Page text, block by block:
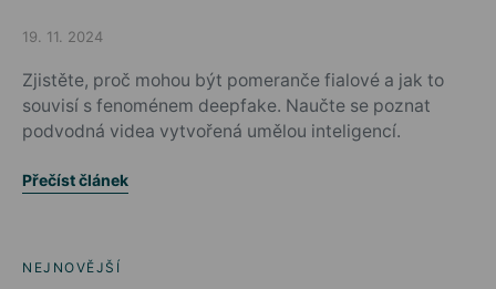
Posted on
19. 11. 2024
Zjistěte, proč mohou být pomeranče fialové a jak to
souvisí s fenoménem deepfake. Naučte se poznat
podvodná videa vytvořená umělou inteligencí.
Přečíst článek
NEJNOVĚJŠÍ